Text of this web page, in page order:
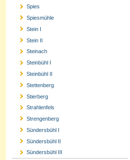
Spies
Spiesmühle
Stein I
Stein II
Steinach
Steinbühl I
Steinbühl II
Stettenberg
Stierberg
Strahlenfels
Strengenberg
Sündersbühl I
Sündersbühl II
Sündersbühl III